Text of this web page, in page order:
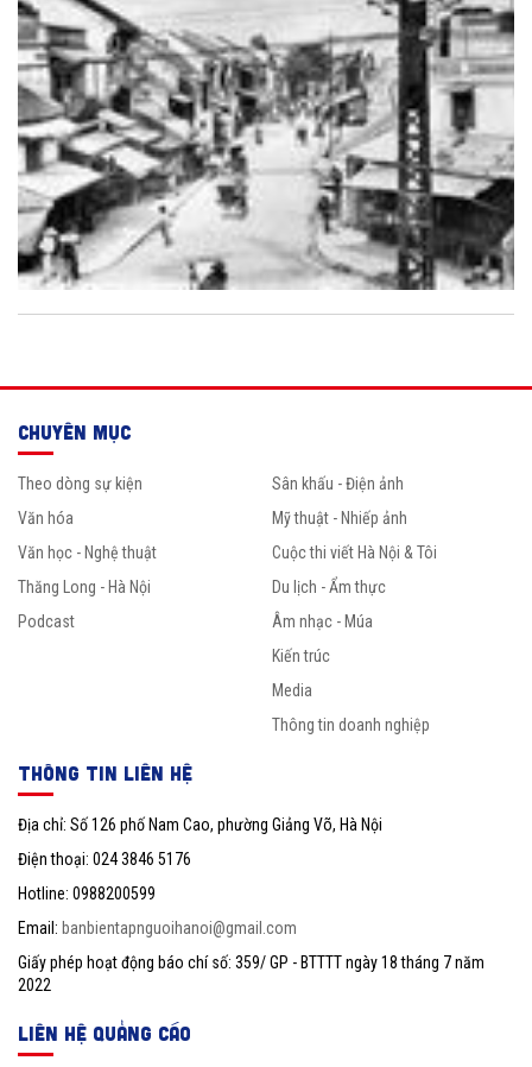
CHUYÊN MỤC
Theo dòng sự kiện
Văn hóa
Văn học - Nghệ thuật
Thăng Long - Hà Nội
Podcast
Sân khấu - Điện ảnh
Mỹ thuật - Nhiếp ảnh
Cuộc thi viết Hà Nội & Tôi
Du lịch - Ẩm thực
Âm nhạc - Múa
Kiến trúc
Media
Thông tin doanh nghiệp
THÔNG TIN LIÊN HỆ
Địa chỉ: Số 126 phố Nam Cao, phường Giảng Võ, Hà Nội
Điện thoại: 024 3846 5176
Hotline: 0988200599
Email: banbientapnguoihanoi@gmail.com
Giấy phép hoạt động báo chí số: 359/ GP - BTTTT ngày 18 tháng 7 năm
2022
LIÊN HỆ QUẢNG CÁO